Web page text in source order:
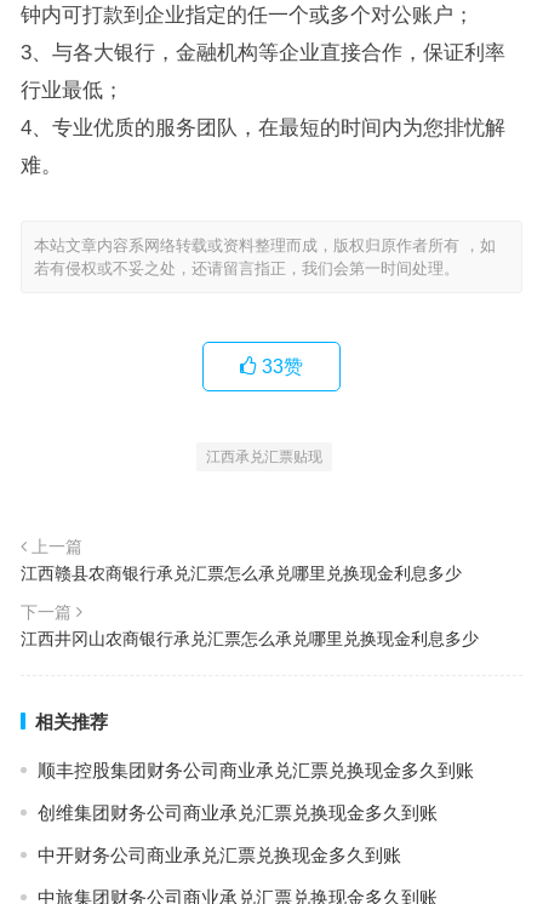
钟内可打款到企业指定的任一个或多个对公账户；
3、与各大银行，金融机构等企业直接合作，保证利率
行业最低；
4、专业优质的服务团队，在最短的时间内为您排忧解
难。
本站文章内容系网络转载或资料整理而成，版权归原作者所有 ，如
若有侵权或不妥之处，还请留言指正，我们会第一时间处理。
33赞
江西承兑汇票贴现
上一篇
江西赣县农商银行承兑汇票怎么承兑哪里兑换现金利息多少
下一篇
江西井冈山农商银行承兑汇票怎么承兑哪里兑换现金利息多少
相关推荐
顺丰控股集团财务公司商业承兑汇票兑换现金多久到账
创维集团财务公司商业承兑汇票兑换现金多久到账
中开财务公司商业承兑汇票兑换现金多久到账
中旅集团财务公司商业承兑汇票兑换现金多久到账